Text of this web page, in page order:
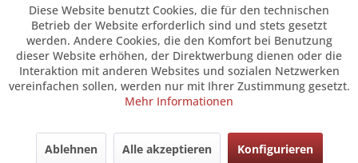
Diese Website benutzt Cookies, die für den technischen
Betrieb der Website erforderlich sind und stets gesetzt
werden. Andere Cookies, die den Komfort bei Benutzung
dieser Website erhöhen, der Direktwerbung dienen oder die
Interaktion mit anderen Websites und sozialen Netzwerken
vereinfachen sollen, werden nur mit Ihrer Zustimmung gesetzt.
Mehr Informationen
Ablehnen Alle akzeptieren Konfigurieren